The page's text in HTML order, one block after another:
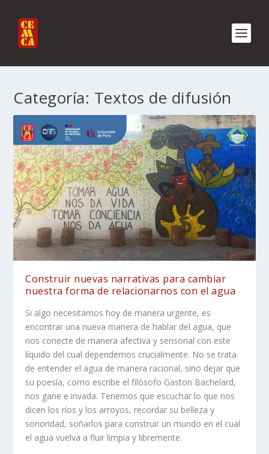
Categoría: Textos de difusión
Construir nuevas narrativas para cambiar
nuestra forma de relacionarnos con el agua
Si algo necesitamos hoy de manera urgente, es
encontrar una nueva manera de hablar del agua, que
nos conecte de manera afectiva y sensorial con este
líquido del cual dependemos crucialmente. No se trata
de entender el agua de manera racional, sino dejar que
su poesía, como escribe el filósofo Gaston Bachelard,
nos gane e invada. Tenemos que escuchar lo que nos
dicen los ríos y los arroyos, recordar su belleza y
sonoridad, soñarlos para construir un mundo en el cual
el agua vuelva a fluir limpia y libremente.